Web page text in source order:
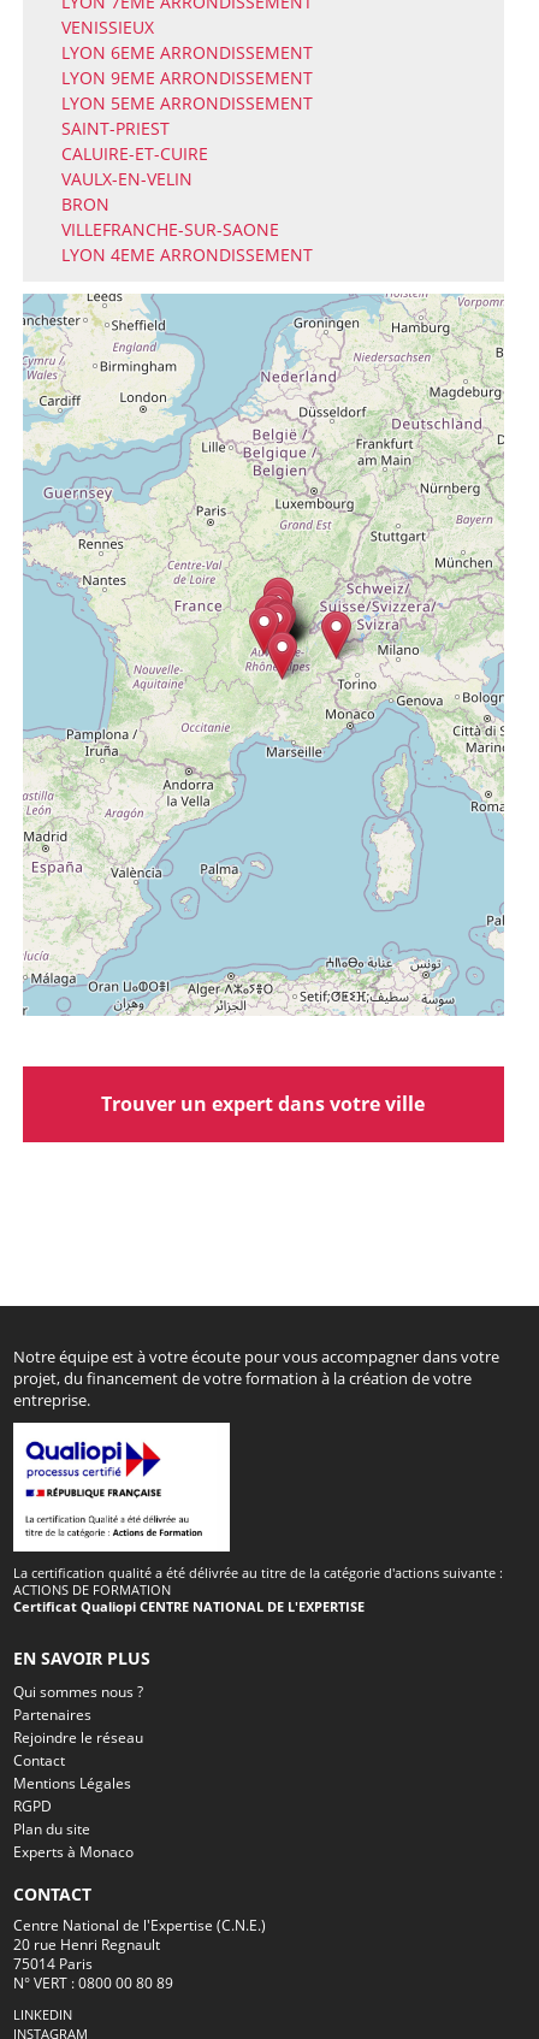
VENISSIEUX
LYON 6EME ARRONDISSEMENT
LYON 9EME ARRONDISSEMENT
LYON 5EME ARRONDISSEMENT
SAINT-PRIEST
CALUIRE-ET-CUIRE
VAULX-EN-VELIN
BRON
VILLEFRANCHE-SUR-SAONE
LYON 4EME ARRONDISSEMENT
Trouver un expert dans votre ville
Notre équipe est à votre écoute pour vous accompagner dans votre
projet, du financement de votre formation à la création de votre
entreprise.
La certification qualité a été délivrée au titre de la catégorie d'actions suivante :
ACTIONS DE FORMATION
Certificat Qualiopi CENTRE NATIONAL DE L'EXPERTISE
EN SAVOIR PLUS
Qui sommes nous ?
Partenaires
Rejoindre le réseau
Contact
Mentions Légales
RGPD
Plan du site
Experts à Monaco
CONTACT
Centre National de l'Expertise (C.N.E.)
20 rue Henri Regnault
75014 Paris
N° VERT : 0800 00 80 89
LINKEDIN
INSTAGRAM